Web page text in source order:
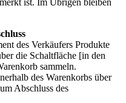
des Verkäufers Produkte
die Schaltfläche [in den
sammeln.
des Warenkorbs über
Abschluss des